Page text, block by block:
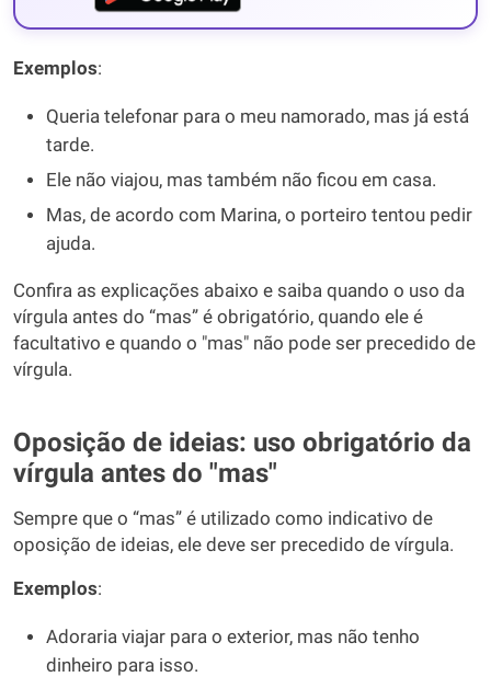
Exemplos:
Queria telefonar para o meu namorado, mas já está
tarde.
Ele não viajou, mas também não ficou em casa.
Mas, de acordo com Marina, o porteiro tentou pedir
ajuda.
Confira as explicações abaixo e saiba quando o uso da
vírgula antes do “mas” é obrigatório, quando ele é
facultativo e quando o "mas" não pode ser precedido de
vírgula.
Oposição de ideias: uso obrigatório da
vírgula antes do "mas"
Sempre que o “mas” é utilizado como indicativo de
oposição de ideias, ele deve ser precedido de vírgula.
Exemplos:
Adoraria viajar para o exterior, mas não tenho
dinheiro para isso.